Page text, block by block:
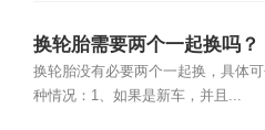
换轮胎需要两个一起换吗？
换轮胎没有必要两个一起换，具体
种情况：1、如果是新车，并且...